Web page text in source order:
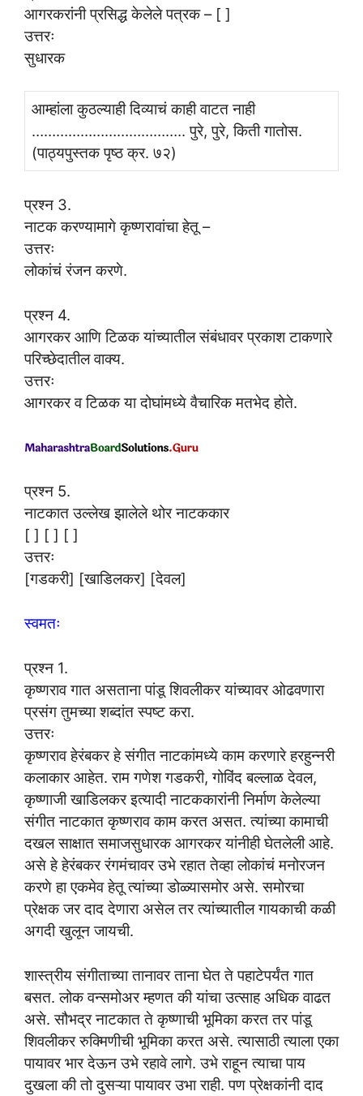
आगरकरांनी प्रसिद्ध केलेले पत्रक – [ ]
उत्तरः
सुधारक
आम्हांला कुठल्याही दिव्याचं काही वाटत नाही
……………………………….. पुरे, पुरे, किती गातोस.
(पाठ्यपुस्तक पृष्ठ क्र. ७२)
प्रश्न 3.
नाटक करण्यामागे कृष्णरावांचा हेतू –
उत्तरः
लोकांचं रंजन करणे.
प्रश्न 4.
आगरकर आणि टिळक यांच्यातील संबंधावर प्रकाश टाकणारे
परिच्छेदातील वाक्य.
उत्तरः
आगरकर व टिळक या दोघांमध्ये वैचारिक मतभेद होते.
प्रश्न 5.
नाटकात उल्लेख झालेले थोर नाटककार
[ ] [ ] [ ]
उत्तरः
[गडकरी] [खाडिलकर] [देवल]
स्वमतः
प्रश्न 1.
कृष्णराव गात असताना पांडू शिवलीकर यांच्यावर ओढवणारा
प्रसंग तुमच्या शब्दांत स्पष्ट करा.
उत्तरः
कृष्णराव हेरंबकर हे संगीत नाटकांमध्ये काम करणारे हरहुन्नरी
कलाकार आहेत. राम गणेश गडकरी, गोविंद बल्लाळ देवल,
कृष्णाजी खाडिलकर इत्यादी नाटककारांनी निर्माण केलेल्या
संगीत नाटकात कृष्णराव काम करत असत. त्यांच्या कामाची
दखल साक्षात समाजसुधारक आगरकर यांनीही घेतलेली आहे.
असे हे हेरंबकर रंगमंचावर उभे रहात तेव्हा लोकांचं मनोरजन
करणे हा एकमेव हेतू त्यांच्या डोळ्यासमोर असे. समोरचा
प्रेक्षक जर दाद देणारा असेल तर त्यांच्यातील गायकाची कळी
अगदी खुलून जायची.
शास्त्रीय संगीताच्या तानावर ताना घेत ते पहाटेपर्यंत गात
बसत. लोक वन्समोअर म्हणत की यांचा उत्साह अधिक वाढत
असे. सौभद्र नाटकात ते कृष्णाची भूमिका करत तर पांडू
शिवलीकर रुक्मिणीची भूमिका करत असे. त्यासाठी त्याला एका
पायावर भार देऊन उभे रहावे लागे. उभे राहून त्याचा पाय
दुखला की तो दुसऱ्या पायावर उभा राही. पण प्रेक्षकांनी दाद